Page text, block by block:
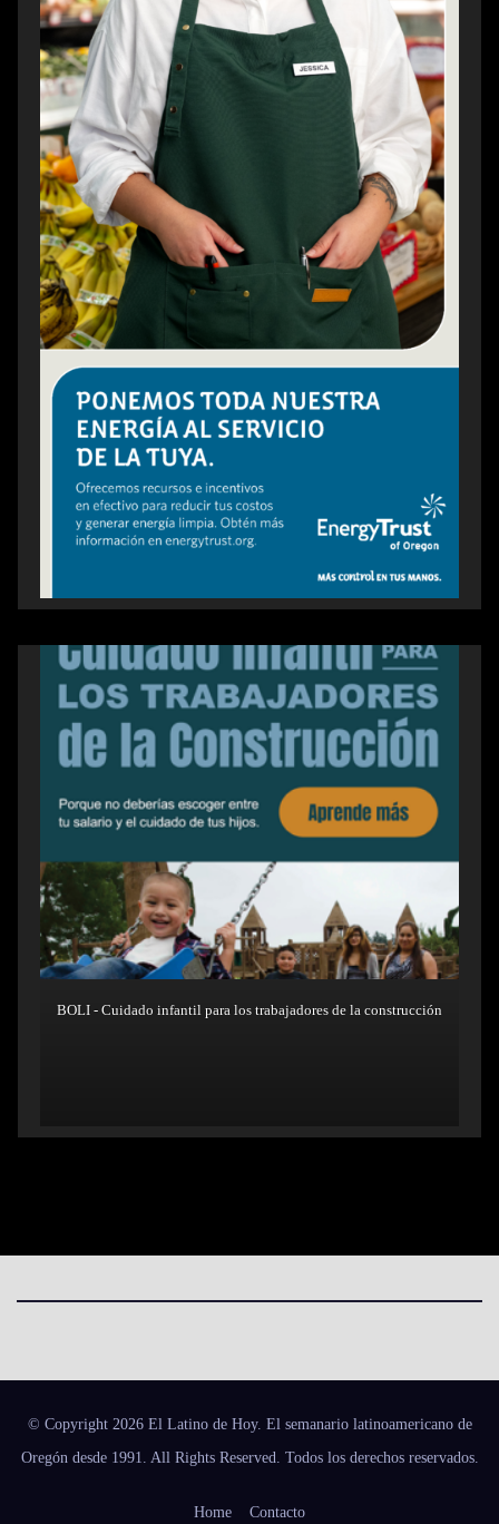
BOLI - Cuidado infantil para los trabajadores de la construcción
© Copyright 2026 El Latino de Hoy. El semanario latinoamericano de
Oregón desde 1991. All Rights Reserved. Todos los derechos reservados.
Home Contacto